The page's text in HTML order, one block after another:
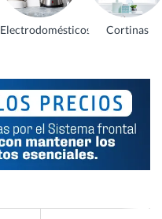
Electrodomésticos Cortinas